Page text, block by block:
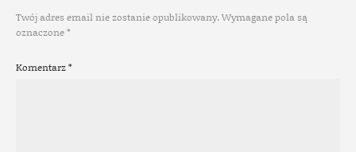
Twój adres email nie zostanie opublikowany.Wymagane pola są
oznaczone*
Komentarz*